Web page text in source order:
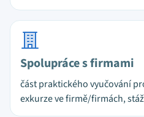
Spolupráce s firmami
část praktického vyučování
exkurze ve firmě/firmách,